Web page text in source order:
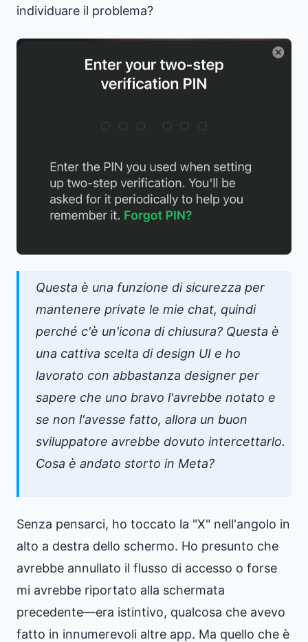
individuare il problema?
Questa è una funzione di sicurezza per
mantenere private le mie chat, quindi
perché c'è un'icona di chiusura? Questa è
una cattiva scelta di design UI e ho
lavorato con abbastanza designer per
sapere che uno bravo l'avrebbe notato e
se non l'avesse fatto, allora un buon
sviluppatore avrebbe dovuto intercettarlo.
Cosa è andato storto in Meta?
Senza pensarci, ho toccato la "X" nell'angolo in
alto a destra dello schermo. Ho presunto che
avrebbe annullato il flusso di accesso o forse
mi avrebbe riportato alla schermata
precedente—era istintivo, qualcosa che avevo
fatto in innumerevoli altre app. Ma quello che è